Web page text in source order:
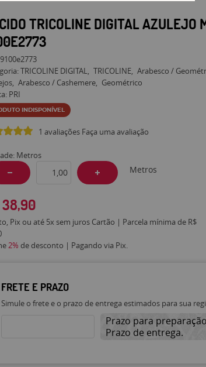
TRICOLINE DIGITAL AZULEJO
9100e2773
TRICOLINE DIGITAL TRICOLINE Arabesco /
Arabesco / Cashemere
Geométrico
PRI
INDISPONÍVEL
1 avaliações Faça uma avaliação
Metros
Metros
38,90
Pix ou até 5x sem juros Cartão | Parcela mínima de R$
2% de desconto | Pagando via Pix.
FRETE E PRAZO
Simule o frete e o prazo de entrega estimados para sua
Prazo para
Prazo de entrega.